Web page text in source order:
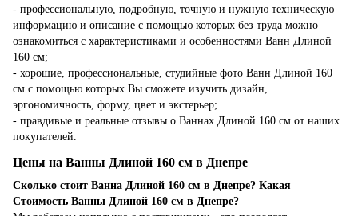
- профессиональную, подробную, точную и нужную техническую
информацию и описание с помощью которых без труда можно
ознакомиться с характеристиками и особенностями Ванн Длиной
160 см;
- хорошие, профессиональные, студийные фото Ванн Длиной 160
см с помощью которых Вы сможете изучить дизайн,
эргономичность, форму, цвет и экстерьер;
- правдивые и реальные отзывы о Ваннах Длиной 160 см от наших
покупателей.
Цены на Ванны Длиной 160 см в Днепре
Сколько стоит Ванна Длиной 160 см в Днепре? Какая
Стоимость Ванны Длиной 160 см в Днепре?